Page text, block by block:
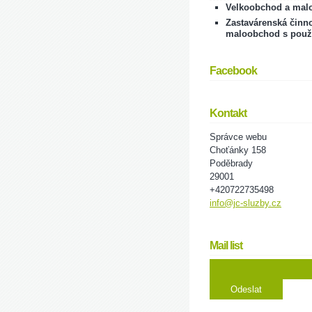
Velkoobchod a
Zastavárenská
maloobchod s
Facebook
Kontakt
Správce webu
Choťánky 158
Poděbrady
29001
+420722735498
info@jc-sluzby.cz
Mail list